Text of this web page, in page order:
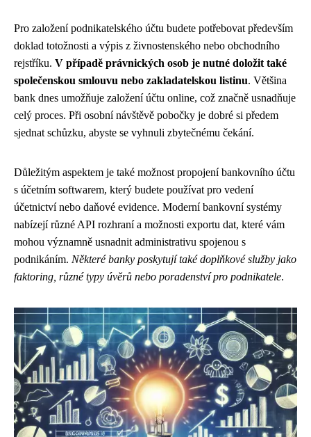
Pro založení podnikatelského účtu budete potřebovat především
doklad totožnosti a výpis z živnostenského nebo obchodního
rejstříku. V případě právnických osob je nutné doložit také
společenskou smlouvu nebo zakladatelskou listinu. Většina
bank dnes umožňuje založení účtu online, což značně usnadňuje
celý proces. Při osobní návštěvě pobočky je dobré si předem
sjednat schůzku, abyste se vyhnuli zbytečnému čekání.
Důležitým aspektem je také možnost propojení bankovního účtu
s účetním softwarem, který budete používat pro vedení
účetnictví nebo daňové evidence. Moderní bankovní systémy
nabízejí různé API rozhraní a možnosti exportu dat, které vám
mohou významně usnadnit administrativu spojenou s
podnikáním. Některé banky poskytují také doplňkové služby jako
faktoring, různé typy úvěrů nebo poradenství pro podnikatele.